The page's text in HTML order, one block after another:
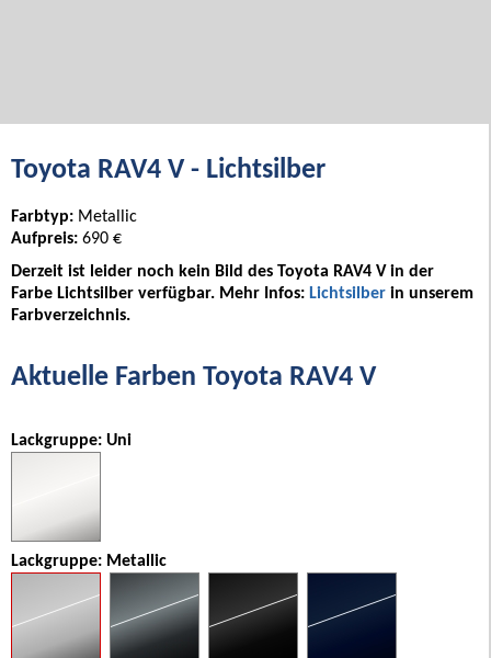
Toyota RAV4 V - Lichtsilber
Farbtyp: Metallic
Aufpreis: 690 €
Derzeit ist leider noch kein Bild des Toyota RAV4 V in der
Farbe Lichtsilber verfügbar. Mehr Infos: Lichtsilber in unserem
Farbverzeichnis.
Aktuelle Farben Toyota RAV4 V
Lackgruppe: Uni
Lackgruppe: Metallic